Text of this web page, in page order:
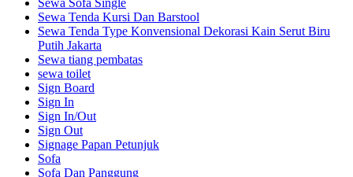
Sewa Tenda Kursi Dan Barstool
Sewa Tenda Type Konvensional Dekorasi Kain Serut Biru
Putih Jakarta
Sewa tiang pembatas
sewa toilet
Sign Board
Sign In
Sign In/Out
Sign Out
Signage Papan Petunjuk
Sofa
Sofa Dan Panggung